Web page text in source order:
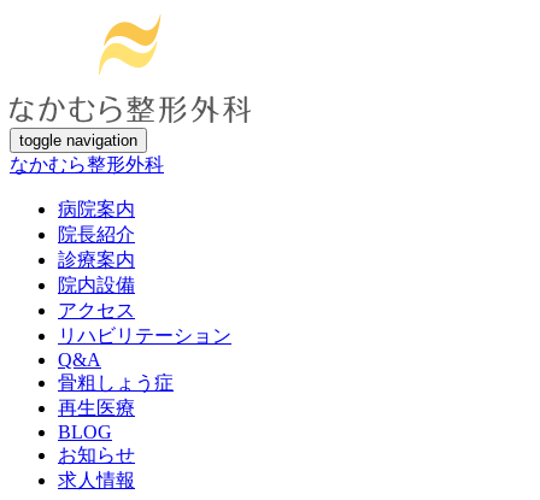
toggle navigation
なかむら整形外科
病院案内
院長紹介
診療案内
院内設備
アクセス
リハビリテーション
Q&A
骨粗しょう症
再生医療
BLOG
お知らせ
求人情報